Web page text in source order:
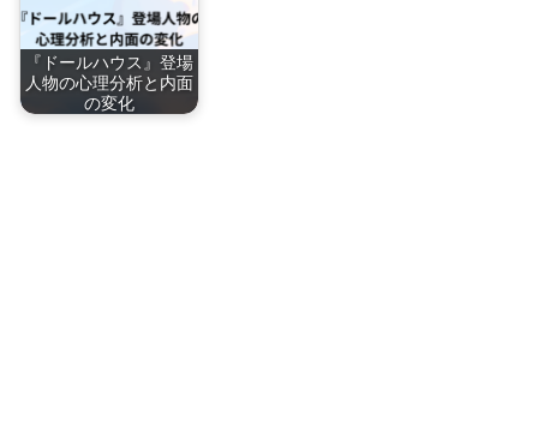
『ドールハウス』登場
人物の心理分析と内面
の変化